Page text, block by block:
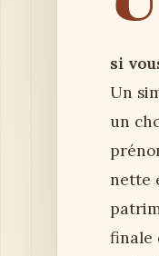
si
Un
un
nette
finale